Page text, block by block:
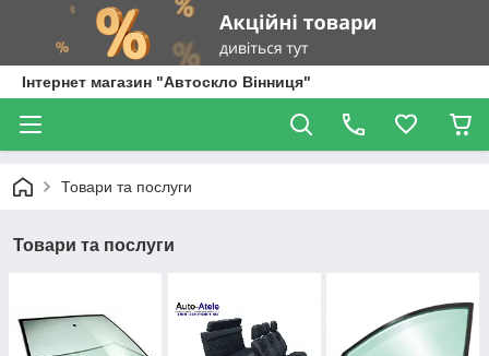
Інтернет магазин "Автоскло Вінниця"
Товари та послуги
Товари та послуги